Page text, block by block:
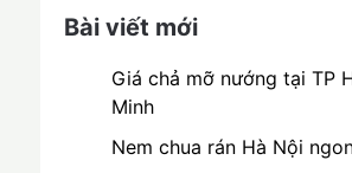
Bài viết mới
Giá chả mỡ nướng tại TP
Minh
Nem chua rán Hà Nội